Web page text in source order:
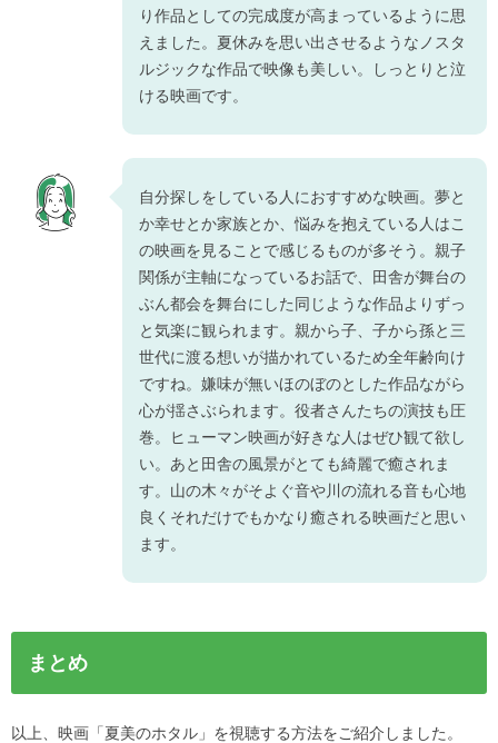
り作品としての完成度が高まっているように思
えました。夏休みを思い出させるようなノスタ
ルジックな作品で映像も美しい。しっとりと泣
ける映画です。
自分探しをしている人におすすめな映画。夢と
か幸せとか家族とか、悩みを抱えている人はこ
の映画を見ることで感じるものが多そう。親子
関係が主軸になっているお話で、田舎が舞台の
ぶん都会を舞台にした同じような作品よりずっ
と気楽に観られます。親から子、子から孫と三
世代に渡る想いが描かれているため全年齢向け
ですね。嫌味が無いほのぼのとした作品ながら
心が揺さぶられます。役者さんたちの演技も圧
巻。ヒューマン映画が好きな人はぜひ観て欲し
い。あと田舎の風景がとても綺麗で癒されま
す。山の木々がそよぐ音や川の流れる音も心地
良くそれだけでもかなり癒される映画だと思い
ます。
まとめ
以上、映画「夏美のホタル」を視聴する方法をご紹介しました。